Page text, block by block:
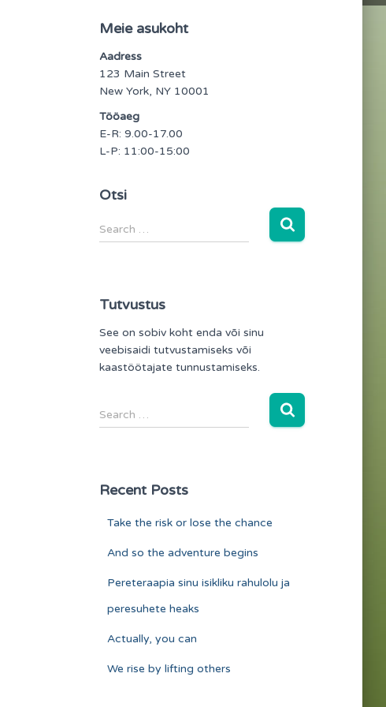
Meie asukoht
Aadress
123 Main Street
New York, NY 10001
Tööaeg
E-R: 9.00-17.00
L-P: 11:00-15:00
Otsi
e
h
f
r
Search …
Tutvustus
See on sobiv koht enda või sinu
veebisaidi tutvustamiseks või
kaastöötajate tunnustamiseks.
e
h
Search …
Recent Posts
Take the risk or lose the chance
And so the adventure begins
Pereteraapia sinu isikliku rahulolu ja
peresuhete heaks
Actually, you can
We rise by lifting others